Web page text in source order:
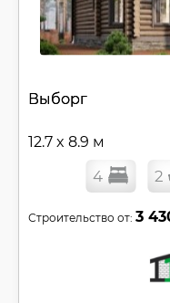
Выборг
12.7 x 8.9 м
4 2
Строительство от: 3